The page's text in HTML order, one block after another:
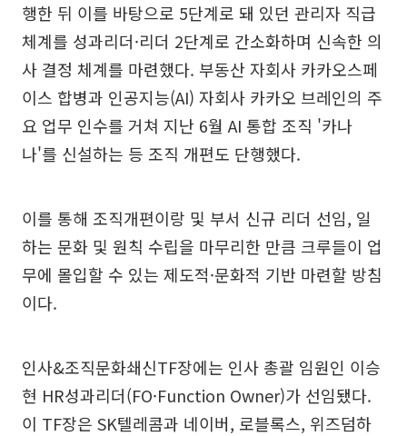
행한 뒤 이를 바탕으로 5단계로 돼 있던 관리자 직급
체계를 성과리더·리더 2단계로 간소화하며 신속한 의
사 결정 체계를 마련했다. 부동산 자회사 카카오스페
이스 합병과 인공지능(AI) 자회사 카카오 브레인의 주
요 업무 인수를 거쳐 지난 6월 AI 통합 조직 '카나
나'를 신설하는 등 조직 개편도 단행했다.
이를 통해 조직개편이랑 및 부서 신규 리더 선임, 일
하는 문화 및 원칙 수립을 마무리한 만큼 크루들이 업
무에 몰입할 수 있는 제도적·문화적 기반 마련할 방침
이다.
인사&조직문화쇄신TF장에는 인사 총괄 임원인 이승
현 HR성과리더(FO·Function Owner)가 선임됐다.
이 TF장은 SK텔레콤과 네이버, 로블록스, 위즈덤하